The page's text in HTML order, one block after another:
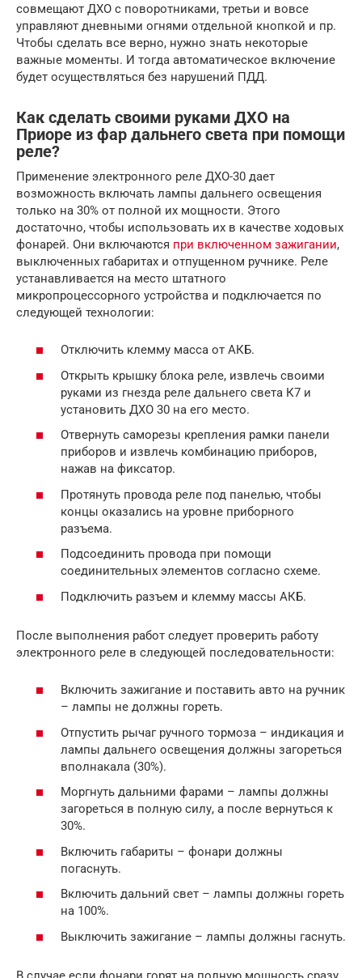
совмещают ДХО с поворотниками, третьи и вовсе
управляют дневными огнями отдельной кнопкой и пр.
Чтобы сделать все верно, нужно знать некоторые
важные моменты. И тогда автоматическое включение
будет осуществляться без нарушений ПДД.
Как сделать своими руками ДХО на
Приоре из фар дальнего света при помощи
реле?
Применение электронного реле ДХО-30 дает
возможность включать лампы дальнего освещения
только на 30% от полной их мощности. Этого
достаточно, чтобы использовать их в качестве ходовых
фонарей. Они включаются при включенном зажигании,
выключенных габаритах и отпущенном ручнике. Реле
устанавливается на место штатного
микропроцессорного устройства и подключается по
следующей технологии:
Отключить клемму масса от АКБ.
Открыть крышку блока реле, извлечь своими
руками из гнезда реле дальнего света К7 и
установить ДХО 30 на его место.
Отвернуть саморезы крепления рамки панели
приборов и извлечь комбинацию приборов,
нажав на фиксатор.
Протянуть провода реле под панелью, чтобы
концы оказались на уровне приборного
разъема.
Подсоединить провода при помощи
соединительных элементов согласно схеме.
Подключить разъем и клемму массы АКБ.
После выполнения работ следует проверить работу
электронного реле в следующей последовательности:
Включить зажигание и поставить авто на ручник
– лампы не должны гореть.
Отпустить рычаг ручного тормоза – индикация и
лампы дальнего освещения должны загореться
вполнакала (30%).
Моргнуть дальними фарами – лампы должны
загореться в полную силу, а после вернуться к
30%.
Включить габариты – фонари должны
погаснуть.
Включить дальний свет – лампы должны гореть
на 100%.
Выключить зажигание – лампы должны гаснуть.